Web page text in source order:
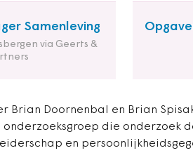
Samenleving
via Geerts &
Brian Doornenbal en Brian
onderzoeksgroep die onderzoek
en